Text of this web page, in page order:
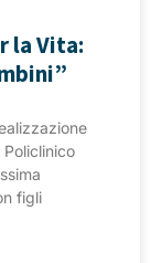
la Vita:
Policlinico
figli